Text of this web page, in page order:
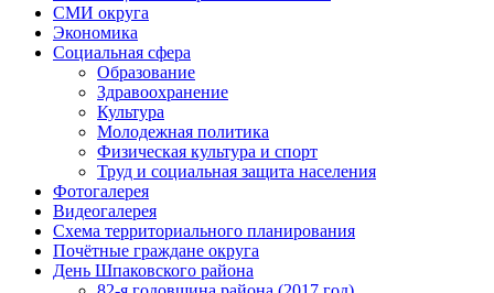
СМИ округа
Экономика
Социальная сфера
Образование
Здравоохранение
Культура
Молодежная политика
Физическая культура и спорт
Труд и социальная защита населения
Фотогалерея
Видеогалерея
Схема территориального планирования
Почётные граждане округа
День Шпаковского района